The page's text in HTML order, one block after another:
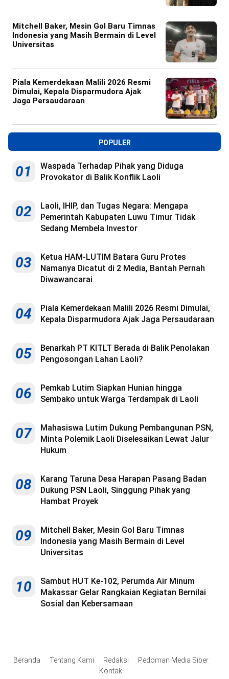
Mitchell Baker, Mesin Gol Baru Timnas
Indonesia yang Masih Bermain di Level
Universitas
Piala Kemerdekaan Malili 2026 Resmi
Dimulai, Kepala Disparmudora Ajak
Jaga Persaudaraan
POPULER
01
Waspada Terhadap Pihak yang Diduga
Provokator di Balik Konflik Laoli
02
Laoli, IHIP, dan Tugas Negara: Mengapa
Pemerintah Kabupaten Luwu Timur Tidak
Sedang Membela Investor
03
Ketua HAM-LUTIM Batara Guru Protes
Namanya Dicatut di 2 Media, Bantah Pernah
Diwawancarai
04
Piala Kemerdekaan Malili 2026 Resmi Dimulai,
Kepala Disparmudora Ajak Jaga Persaudaraan
05
Benarkah PT KITLT Berada di Balik Penolakan
Pengosongan Lahan Laoli?
06
Pemkab Lutim Siapkan Hunian hingga
Sembako untuk Warga Terdampak di Laoli
07
Mahasiswa Lutim Dukung Pembangunan PSN,
Minta Polemik Laoli Diselesaikan Lewat Jalur
Hukum
08
Karang Taruna Desa Harapan Pasang Badan
Dukung PSN Laoli, Singgung Pihak yang
Hambat Proyek
09
Mitchell Baker, Mesin Gol Baru Timnas
Indonesia yang Masih Bermain di Level
Universitas
10
Sambut HUT Ke-102, Perumda Air Minum
Makassar Gelar Rangkaian Kegiatan Bernilai
Sosial dan Kebersamaan
Beranda Tentang Kami Redaksi
Pedoman Media Siber
Kontak